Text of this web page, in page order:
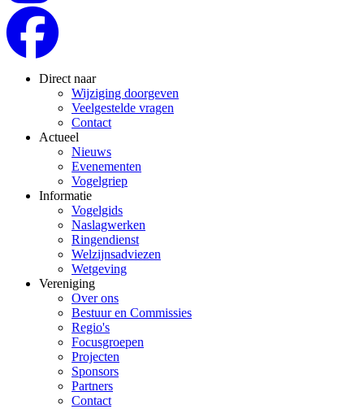
Direct naar
Wijziging doorgeven
Veelgestelde vragen
Contact
Actueel
Nieuws
Evenementen
Vogelgriep
Informatie
Vogelgids
Naslagwerken
Ringendienst
Welzijnsadviezen
Wetgeving
Vereniging
Over ons
Bestuur en Commissies
Regio's
Focusgroepen
Projecten
Sponsors
Partners
Contact